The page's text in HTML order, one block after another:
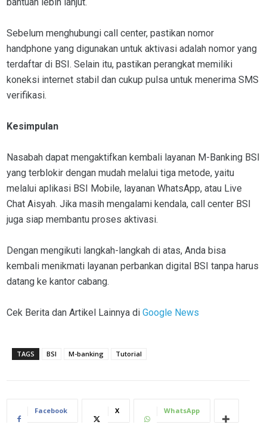
bantuan lebih lanjut.
Sebelum menghubungi call center, pastikan nomor
handphone yang digunakan untuk aktivasi adalah nomor yang
terdaftar di BSI. Selain itu, pastikan perangkat memiliki
koneksi internet stabil dan cukup pulsa untuk menerima SMS
verifikasi.
Kesimpulan
Nasabah dapat mengaktifkan kembali layanan M-Banking BSI
yang terblokir dengan mudah melalui tiga metode, yaitu
melalui aplikasi BSI Mobile, layanan WhatsApp, atau Live
Chat Aisyah. Jika masih mengalami kendala, call center BSI
juga siap membantu proses aktivasi.
Dengan mengikuti langkah-langkah di atas, Anda bisa
kembali menikmati layanan perbankan digital BSI tanpa harus
datang ke kantor cabang.
Cek Berita dan Artikel Lainnya di Google News
TAGS BSI M-banking Tutorial
Facebook X WhatsApp